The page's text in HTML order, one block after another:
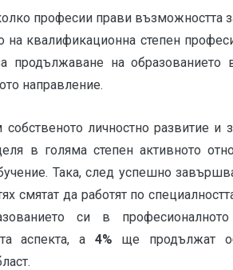
професии прави възможността
на квалификационна степен
продължаване на образованието
направление.
личностно развитие и
в голяма степен активното
Така, след успешно
смятат да работят по
си в
аспекта, а4% ще продължат